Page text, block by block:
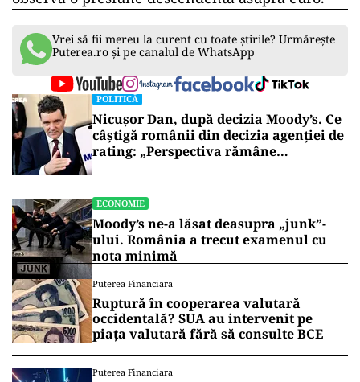
Vrei să fii mereu la curent cu toate știrile? Urmărește
Puterea.ro și pe canalul de WhatsApp
POLITICĂ
Nicușor Dan, după decizia Moody’s. Ce
câștigă românii din decizia agenției de
rating: „Perspectiva rămâne
ECONOMIE
Moody’s ne-a lăsat deasupra „junk”-
ului. România a trecut examenul cu
nota minimă
Puterea Financiara
Ruptură în cooperarea valutară
occidentală? SUA au intervenit pe
piața valutară fără să consulte BCE
Puterea Financiara